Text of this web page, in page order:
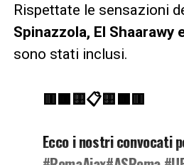
Rispettate le sensazioni
Spinazzola, El Shaarawy
sono stati inclusi.
🟥🟧🟨📋🟨🟧🟥
Ecco i nostri convocati